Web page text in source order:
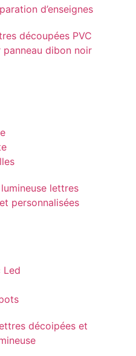
d’enseignes
Led